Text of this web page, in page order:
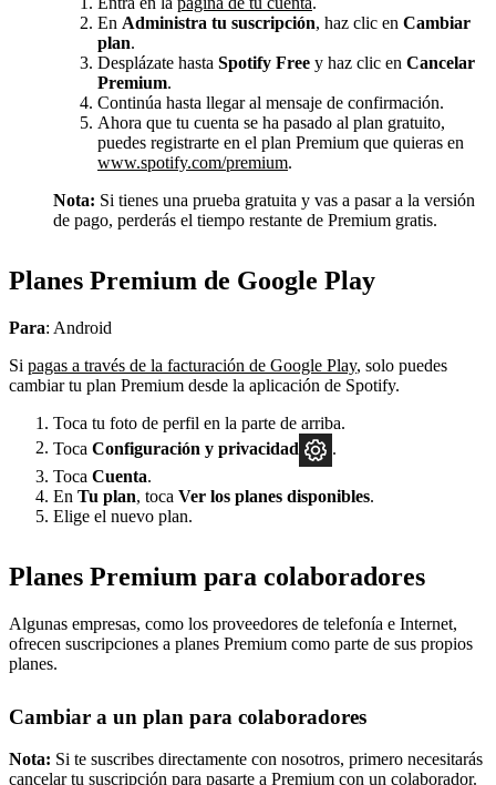
En Administra tu suscripción, haz clic en Cambiar
plan.
Desplázate hasta Spotify Free y haz clic en Cancelar
Premium.
Continúa hasta llegar al mensaje de confirmación.
Ahora que tu cuenta se ha pasado al plan gratuito,
puedes registrarte en el plan Premium que quieras en
www.spotify.com/premium.
Nota: Si tienes una prueba gratuita y vas a pasar a la versión
de pago, perderás el tiempo restante de Premium gratis.
Planes Premium de Google Play
Para: Android
Si pagas a través de la facturación de Google Play, solo puedes
cambiar tu plan Premium desde la aplicación de Spotify.
Toca tu foto de perfil en la parte de arriba.
Toca Configuración y privacidad
Toca Cuenta.
En Tu plan, toca Ver los planes disponibles.
Elige el nuevo plan.
Planes Premium para colaboradores
Algunas empresas, como los proveedores de telefonía e Internet,
ofrecen suscripciones a planes Premium como parte de sus propios
planes.
Cambiar a un plan para colaboradores
Nota: Si te suscribes directamente con nosotros, primero necesitarás
cancelar tu suscripción para pasarte a Premium con un colaborador.